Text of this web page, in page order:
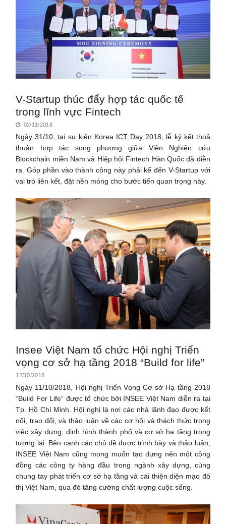
V-Startup thúc đẩy hợp tác quốc tế
trong lĩnh vực Fintech
02/11/2018
Ngày 31/10, tại sự kiện Korea ICT Day 2018, lễ ký kết thoả
thuận hợp tác song phương giữa Viện Nghiên cứu
Blockchain miền Nam và Hiệp hội Fintech Hàn Quốc đã diễn
ra. Góp phần vào thành công này phải kể đến V-Startup với
vai trò liên kết, đặt nền móng cho bước tiến quan trọng này.
Insee Việt Nam tổ chức Hội nghị Triển
vọng cơ sở hạ tầng 2018 “Build for life”
12/10/2018
Ngày 11/10/2018, Hội nghị Triển Vọng Cơ sở Hạ tầng 2018
“Build For Life” được tổ chức bởi INSEE Việt Nam diễn ra tại
Tp. Hồ Chí Minh. Hội nghị là nơi các nhà lãnh đạo được kết
nối, trao đổi, và thảo luận về các cơ hội và thách thức trong
việc xây dựng, định hình thành phố và cơ sở hạ tầng trong
tương lai. Bên cạnh các chủ đề được trình bày và thảo luận,
INSEE Việt Nam cũng mong muốn tạo dựng nên một cộng
đồng các công ty hàng đầu trong ngành xây dựng, cùng
chung tay phát triển cơ sở hạ tầng và cải thiện diện mạo đô
thị Việt Nam, qua đó tăng cường chất lượng cuộc sống.